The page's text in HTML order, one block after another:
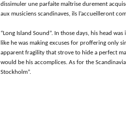
dissimuler une parfaite maîtrise durement
aux musiciens scandinaves, ils l’accueilleront
“Long Island Sound”. In those days, his head
like he was making excuses for proffering only
apparent fragility that strove to hide a perfect
would be his accomplices. As for the
Stockholm”.